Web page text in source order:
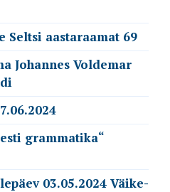
Seltsi aastaraamat 69
Johannes Voldemar
grammatika“
03.05.2024 Väike-